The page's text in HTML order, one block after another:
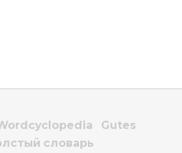
Gutes
словарь